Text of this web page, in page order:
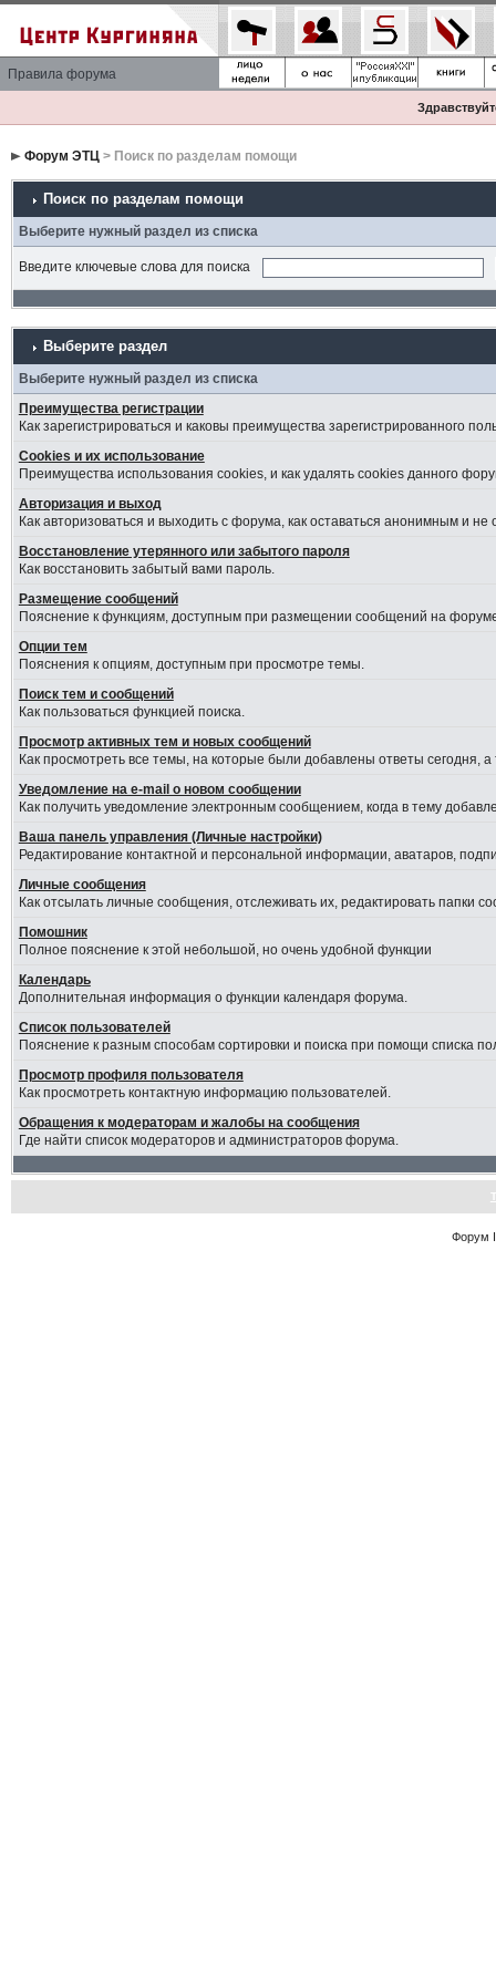
Правила форума
Форум ЭТЦ> Поиск по разделам помощи
Поиск по разделам помощи
Выберите нужный раздел из списка
Введите ключевые слова для поиска
Выберите раздел
Выберите нужный раздел из списка
Преимущества регистрации
Как зарегистрироваться и каковы преимущества зарегистрированного
Cookies и их использование
Преимущества использования cookies, и как удалять cookies данного
Авторизация и выход
Как авторизоваться и выходить с форума, как оставаться анонимным и
Восстановление утерянного или забытого пароля
Как восстановить забытый вами пароль.
Размещение сообщений
Пояснение к функциям, доступным при размещении сообщений на
Опции тем
Пояснения к опциям, доступным при просмотре темы.
Поиск тем и сообщений
Как пользоваться функцией поиска.
Просмотр активных тем и новых сообщений
Как просмотреть все темы, на которые были добавлены ответы сегодня,
Уведомление на е-mail о новом сообщении
Как получить уведомление электронным сообщением, когда в тему
Ваша панель управления (Личные настройки)
Редактирование контактной и персональной информации, аватаров,
Личные сообщения
Как отсылать личные сообщения, отслеживать их, редактировать папки
Помошник
Полное пояснение к этой небольшой, но очень удобной функции
Календарь
Дополнительная информация о функции календаря форума.
Список пользователей
Пояснение к разным способам сортировки и поиска при помощи списка
Просмотр профиля пользователя
Как просмотреть контактную информацию пользователей.
Обращения к модераторам и жалобы на сообщения
Где найти список модераторов и администраторов форума.
Форум